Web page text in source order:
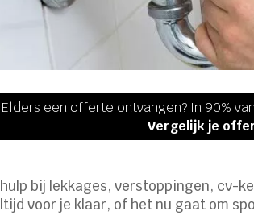
een offerte ontvangen? In 90%
Vergelijk je
bij lekkages, verstoppingen,
voor je klaar, of het nu gaat om